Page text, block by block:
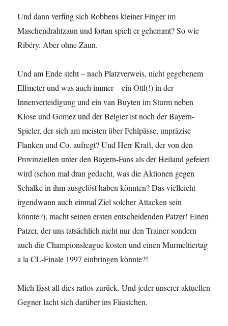
Und dann verfing sich Robbens kleiner Finger im
Maschendrahtzaun und fortan spielt er gehemmt? So wie
Ribéry. Aber ohne Zaun.
Und am Ende steht – nach Platzverweis, nicht gegebenem
Elfmeter und was auch immer – ein Ottl(!) in der
Innenverteidigung und ein van Buyten im Sturm neben
Klose und Gomez und der Belgier ist noch der Bayern-
Spieler, der sich am meisten über Fehlpässe, unpräzise
Flanken und Co. aufregt? Und Herr Kraft, der von den
Provinziellen unter den Bayern-Fans als der Heiland gefeiert
wird (schon mal dran gedacht, was die Aktionen gegen
Schalke in ihm ausgelöst haben könnten? Das vielleicht
irgendwann auch einmal Ziel solcher Attacken sein
könnte?), macht seinen ersten entscheidenden Patzer! Einen
Patzer, der uns tatsächlich nicht nur den Trainer sondern
auch die Championsleague kosten und einen Murmeltiertag
a la CL-Finale 1997 einbringen könnte?!
Mich lässt all dies ratlos zurück. Und jeder unserer aktuellen
Gegner lacht sich darüber ins Fäustchen.